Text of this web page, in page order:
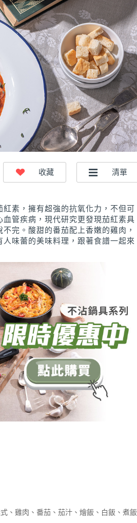
素，擁有超強的抗氧化力，不但可
管疾病，現代研究更發現茄紅素具
完。酸甜的番茄配上香嫩的雞肉，
味蕾的美味料理，跟著食譜一起來
雞肉 番茄 茄汁 燴飯 白飯 煮飯